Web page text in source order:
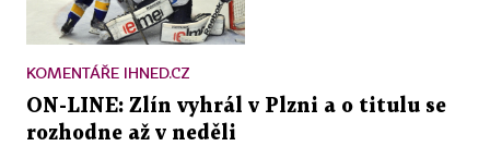
KOMENTÁŘE IHNED.CZ
ON-LINE: Zlín vyhrál v Plzni a o titulu se
rozhodne až v neděli